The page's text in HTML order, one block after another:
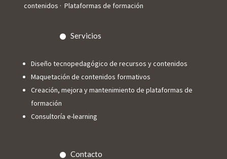
contenidos · Plataformas de formación
Servicios
Diseño tecnopedagógico de recursos y contenidos
Maquetación de contenidos formativos
Creación, mejora y mantenimiento de plataformas de
formación
Consultoría e-learning
Contacto